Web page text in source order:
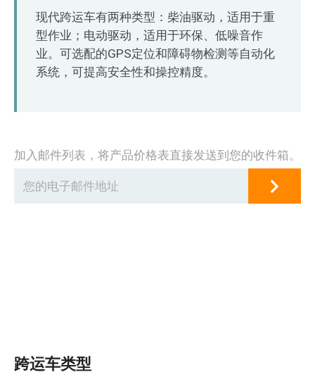
现代跨运车有两种类型：柴油驱动，适用于重
型作业；电动驱动，适用于环保、低噪音作
业。可选配的GPS定位和障碍物检测等自动化
系统，可提高安全性和操控精度。
加入邮件列表，将产品价格表直接发送到您的收件箱。
跨运车类型